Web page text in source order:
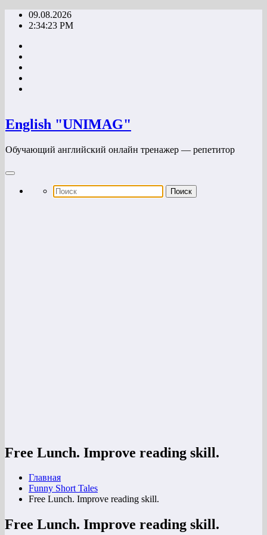
Перейти09.08.2026
2:34:23 PM
English "UNIMAG"
Обучающий английский онлайн тренажер — репетитор
Free Lunch. Improve reading skill.
Главная
Funny Short Tales
Free Lunch. Improve reading skill.
Free Lunch. Improve reading skill.